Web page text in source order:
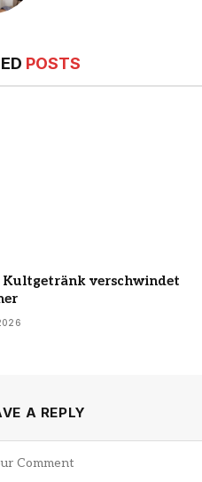
POSTS
Kultgetränk verschwindet
A REPLY